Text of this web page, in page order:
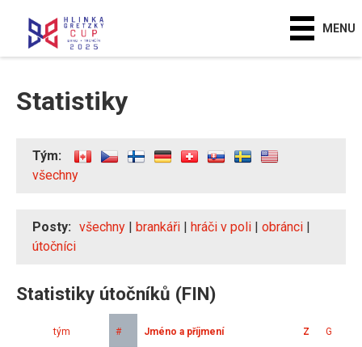
MENU
Statistiky
Tým:
všechny
Posty: všechny | brankáři | hráči v poli | obránci |
útočníci
Statistiky útočníků (FIN)
tým # Jméno a příjmení Z G